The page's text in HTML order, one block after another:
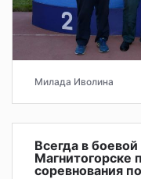
Милада Иволина
Всегда в
соревнования